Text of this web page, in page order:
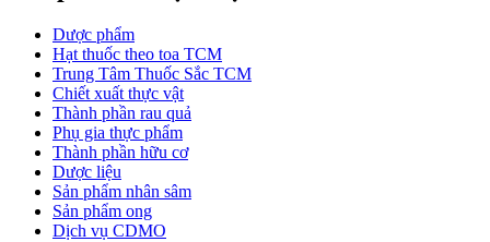
Dược phẩm
Hạt thuốc theo toa TCM
Trung Tâm Thuốc Sắc TCM
Chiết xuất thực vật
Thành phần rau quả
Phụ gia thực phẩm
Thành phần hữu cơ
Dược liệu
Sản phẩm nhân sâm
Sản phẩm ong
Dịch vụ CDMO